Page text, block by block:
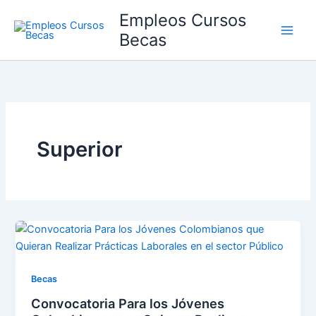
contenido
Empleos Cursos
Becas
Superior
Becas
Convocatoria Para los Jóvenes